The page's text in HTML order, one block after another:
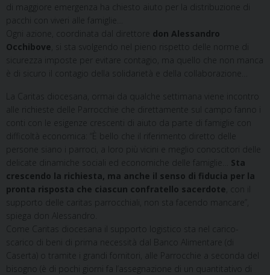
di maggiore emergenza ha chiesto aiuto per la distribuzione di
pacchi con viveri alle famiglie…
Ogni azione, coordinata dal direttore don Alessandro
Occhibove , si sta svolgendo nel pieno rispetto delle norme di
sicurezza imposte per evitare contagio, ma quello che non manca
è di sicuro il contagio della solidarietà e della collaborazione…
La Caritas diocesana, ormai da qualche settimana viene incontro
alle richieste delle Parrocchie che direttamente sul campo fanno i
conti con le esigenze crescenti di aiuto da parte di famiglie con
difficoltà economica: “È bello che il riferimento diretto delle
persone siano i parroci, a loro più vicini e meglio conoscitori delle
delicate dinamiche sociali ed economiche delle famiglie… Sta
crescendo la richiesta, ma anche il senso di fiducia per la
pronta risposta che ciascun confratello sacerdote , con il
supporto delle caritas parrocchiali, non sta facendo mancare”,
spiega don Alessandro.
Come Caritas diocesana il supporto logistico sta nel carico-
scarico di beni di prima necessità dal Banco Alimentare (di
Caserta) o tramite i grandi fornitori, alle Parrocchie a seconda del
bisogno (è di pochi giorni fa l’assegnazione di un quantitativo di